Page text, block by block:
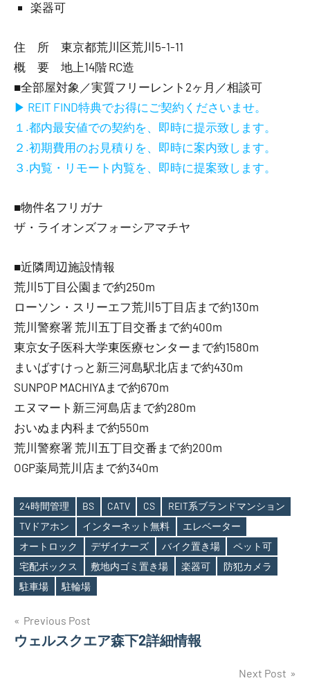
楽器可
住 所 東京都荒川区荒川5-1-11
概 要 地上14階 RC造
■全部屋対象／実質フリーレント2ヶ月／相談可
▶ REIT FIND特典でお得にご契約くださいませ。
１.都内最安値での契約を、即時に提示致します。
２.初期費用のお見積りを、即時に案内致します。
３.内覧・リモート内覧を、即時に提案致します。
■物件名フリガナ
ザ・ライオンズフォーシアマチヤ
■近隣周辺施設情報
荒川5丁目公園まで約250m
ローソン・スリーエフ荒川5丁目店まで約130m
荒川警察署 荒川五丁目交番まで約400m
東京女子医科大学東医療センターまで約1580m
まいばすけっと新三河島駅北店まで約430m
SUNPOP MACHIYAまで約670m
エヌマート新三河島店まで約280m
おいぬま内科まで約550m
荒川警察署 荒川五丁目交番まで約200m
OGP薬局荒川店まで約340m
Tags
24時間管理 BS CATV CS
REIT系ブランドマンション
TVドアホン
インターネット無料
エレベーター
オートロック
デザイナーズ バイク置き場
ペット可
宅配ボックス
敷地内ゴミ置き場 楽器可
防犯カメラ
駐車場
駐輪場
投
稿
Previous Post
ウェルスクエア森下2詳細情報
Next Post